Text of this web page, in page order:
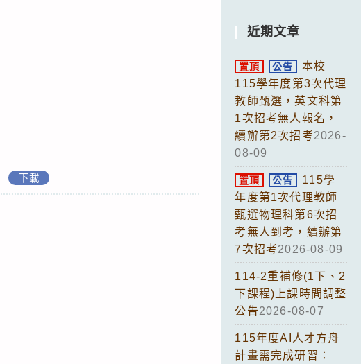
下載
近期文章
置頂 公告
本校
115學年度第3次代理
教師甄選，英文科第
1次招考無人報名，
續辦第2次招考2026-
08-09
置頂 公告
115學
年度第1次代理教師
甄選物理科第6次招
考無人到考，續辦第
7次招考2026-08-09
114-2重補修(1下、2
下課程)上課時間調整
公告2026-08-07
115年度AI人才方舟
計畫需完成研習：